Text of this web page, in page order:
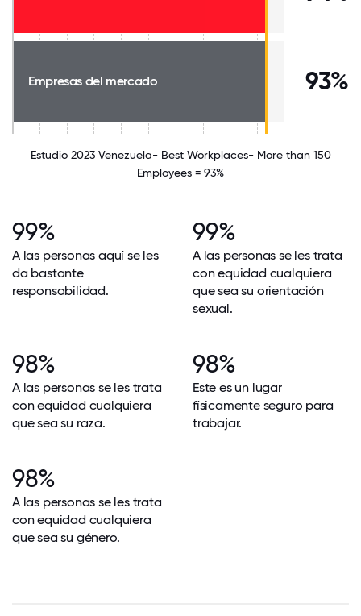
Empresas del mercado 93%
Estudio 2023 Venezuela- Best Workplaces- More than 150
Employees = 93%
99%
A las personas aquí se les
da bastante
responsabilidad.
99%
A las personas se les trata
con equidad cualquiera
que sea su orientación
sexual.
98%
A las personas se les trata
con equidad cualquiera
que sea su raza.
98%
Este es un lugar
físicamente seguro para
trabajar.
98%
A las personas se les trata
con equidad cualquiera
que sea su género.